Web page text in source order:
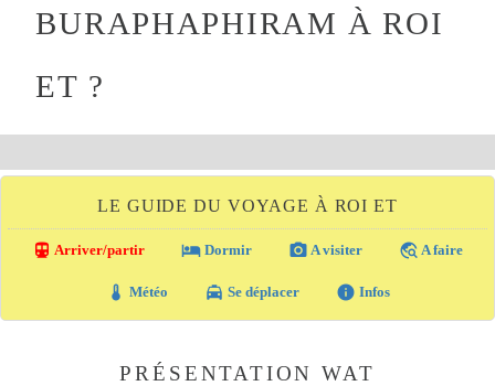
BURAPHAPHIRAM À ROI
ET ?
LE GUIDE DU VOYAGE À ROI ET
directions_transit Arriver/partir local_hotel Dormir photo_camera A visiter travel_explore A faire
thermostat Météo local_taxi Se déplacer info Infos
PRÉSENTATION WAT